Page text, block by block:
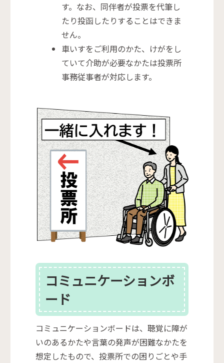
す。なお、同伴者が投票を代筆し
たり投函したりすることはできま
せん。
車いすをご利用のかた、けがをし
ていて介助が必要なかたは投票所
事務従事者が対応します。
コミュニケーションボ
ード
コミュニケーションボードは、聴覚に障が
いのあるかたや言葉の発声が困難なかたを
想定したもので、投票所での困りごとや手